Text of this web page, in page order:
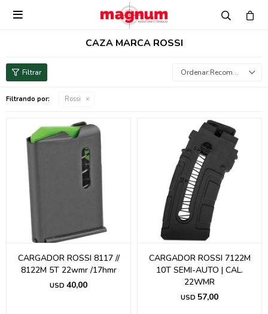

CAZA MARCA ROSSI
Recomendados
Filtrando por: Rossi
CARGADOR ROSSI 8117 //
8122M 5T 22wmr /17hmr
USD 40,00
CARGADOR ROSSI 7122M
10T SEMI-AUTO | CAL.
22WMR
USD 57,00